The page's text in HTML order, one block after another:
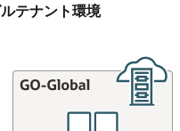
テナント環境